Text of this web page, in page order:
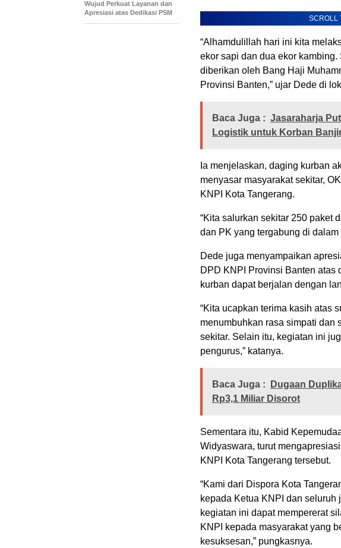
SCROLL
“Alhamdulillah hari ini kita
ekor sapi dan dua ekor
diberikan oleh Bang Haji
Provinsi Banten,” ujar Dede di
Baca Juga : Jasaraharja
Logistik untuk Korban
Ia menjelaskan, daging kurban
menyasar masyarakat sekitar,
KNPI Kota Tangerang.
“Kita salurkan sekitar 250 paket
dan PK yang tergabung di
Dede juga menyampaikan
DPD KNPI Provinsi Banten atas
kurban dapat berjalan dengan
“Kita ucapkan terima kasih atas
menumbuhkan rasa simpati dan
sekitar. Selain itu, kegiatan ini
pengurus,” katanya.
Baca Juga :
Dugaan
Rp3,1 Miliar Disorot
Sementara itu, Kabid
Widyaswara, turut
KNPI Kota Tangerang tersebut.
“Kami dari Dispora Kota
kepada Ketua KNPI dan
kegiatan ini dapat mempererat
KNPI kepada masyarakat yang
kesuksesan,” pungkasnya.
Wujud Perkuat Layanan dan
Apresiasi atas Dedikasi PSM